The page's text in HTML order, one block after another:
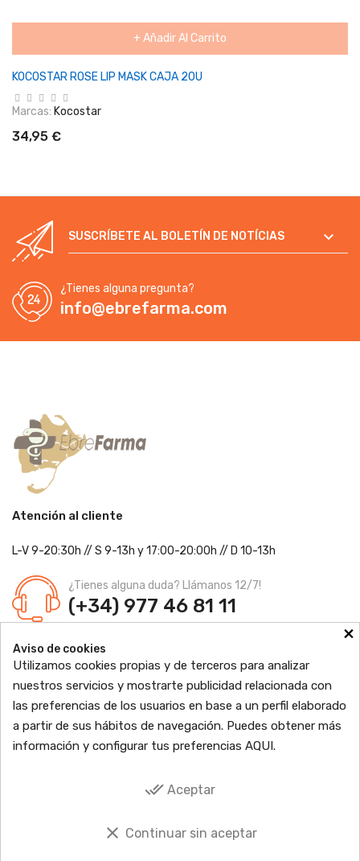
+ Añadir Al Carrito
KOCOSTAR ROSE LIP MASK CAJA 20U
Marcas: Kocostar
34,95 €
SUSCRÍBETE AL BOLETÍN DE NOTÍCIAS 
¿Tienes alguna pregunta?
info@ebrefarma.com
Atención al cliente
L-V 9-20:30h // S 9-13h y 17:00-20:00h // D 10-13h
¿Tienes alguna duda? Llámanos 12/7!
(+34) 977 46 81 11
Farmacia Jordi Blanch
C/ Major, 1 - 43877
Ldo. Jordi Blanch Pastor
Nº de Colegiado: 870
Nº Autorización: F4300109
PRODUCTOS

INFORMACIÓN
×
Aviso de cookies
Utilizamos cookies propias y de terceros para analizar
nuestros servicios y mostrarte publicidad relacionada con
las preferencias de los usuarios en base a un perfil elaborado
a partir de sus hábitos de navegación. Puedes obtener más
información y configurar tus preferencias AQUI.
done_all Aceptar
clear Continuar sin aceptar